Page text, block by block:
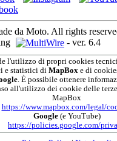
da Moto. All rights
- ver. 6.4
l'utilizzo di propri cookies tecnici
e statistici di MapBoxe di
. È possibile ottenere
all'utilizzo dei cookie delle
MapBox
https://www.mapbox.com/legal/
Google(e YouTube)
https://policies.google.com/